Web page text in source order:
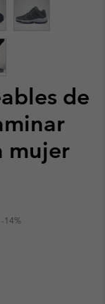
de
mujer
-14%